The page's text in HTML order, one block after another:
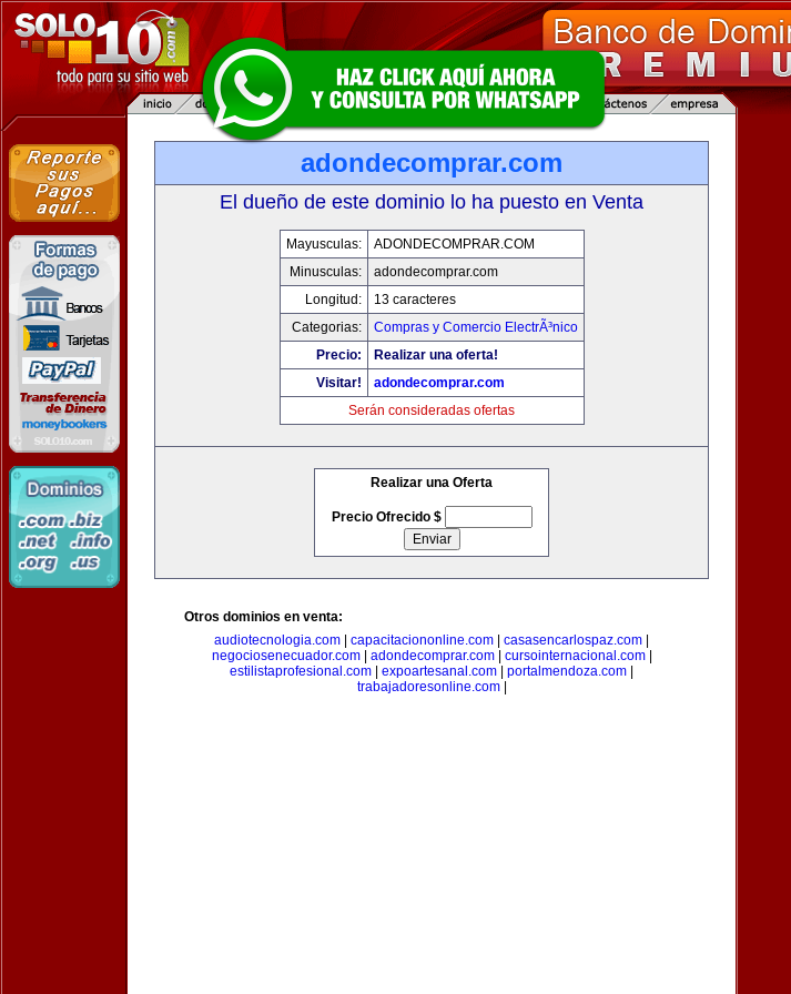
adondecomprar.com
El dueño de este dominio lo ha puesto en Venta
Mayusculas:
ADONDECOMPRAR.COM
Minusculas:
adondecomprar.com
Longitud:
13 caracteres
Categorias:
Compras y Comercio ElectrÃ³nico
Precio:
Realizar una oferta!
Visitar!
adondecomprar.com
Serán consideradas ofertas
Realizar una Oferta
Precio Ofrecido $
Otros dominios en venta:
audiotecnologia.com
capacitaciononline.com casasencarlospaz.com
negociosenecuador.com| adondecomprar.com| cursointernacional.com|
estilistaprofesional.com
expoartesanal.com portalmendoza.com
trabajadoresonline.com|